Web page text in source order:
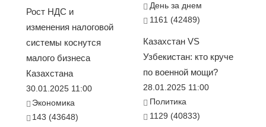
Рост НДС и
изменения налоговой
системы коснутся
малого бизнеса
Казахстана
30.01.2025 11:00
Экономика
143 (43648)
День за днем
1161 (42489)
Казахстан VS
Узбекистан: кто круче
по военной мощи?
28.01.2025 11:00
Политика
1129 (40833)